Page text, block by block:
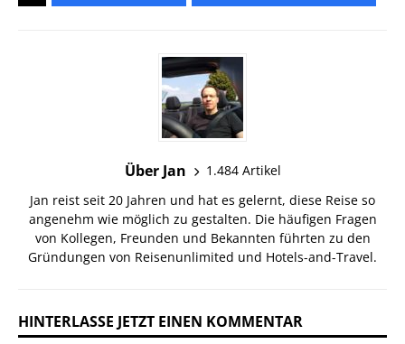
Über Jan
1.484 Artikel
Jan reist seit 20 Jahren und hat es gelernt, diese Reise so
angenehm wie möglich zu gestalten. Die häufigen Fragen
von Kollegen, Freunden und Bekannten führten zu den
Gründungen von Reisenunlimited und Hotels-and-Travel.
HINTERLASSE JETZT EINEN KOMMENTAR